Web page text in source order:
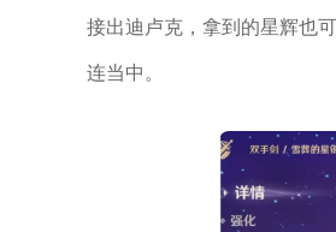
接出迪卢克，拿到的星辉也
连当中。